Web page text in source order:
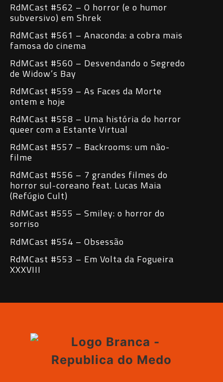
RdMCast #562 – O horror (e o humor
subversivo) em Shrek
RdMCast #561 – Anaconda: a cobra mais
famosa do cinema
RdMCast #560 – Desvendando o Segredo
de Widow’s Bay
RdMCast #559 – As Faces da Morte
ontem e hoje
RdMCast #558 – Uma história do horror
queer com a Estante Virtual
RdMCast #557 – Backrooms: um não-
filme
RdMCast #556 – 7 grandes filmes do
horror sul-coreano feat. Lucas Maia
(Refúgio Cult)
RdMCast #555 – Smiley: o horror do
sorriso
RdMCast #554 – Obsessão
RdMCast #553 – Em Volta da Fogueira
XXXVIII